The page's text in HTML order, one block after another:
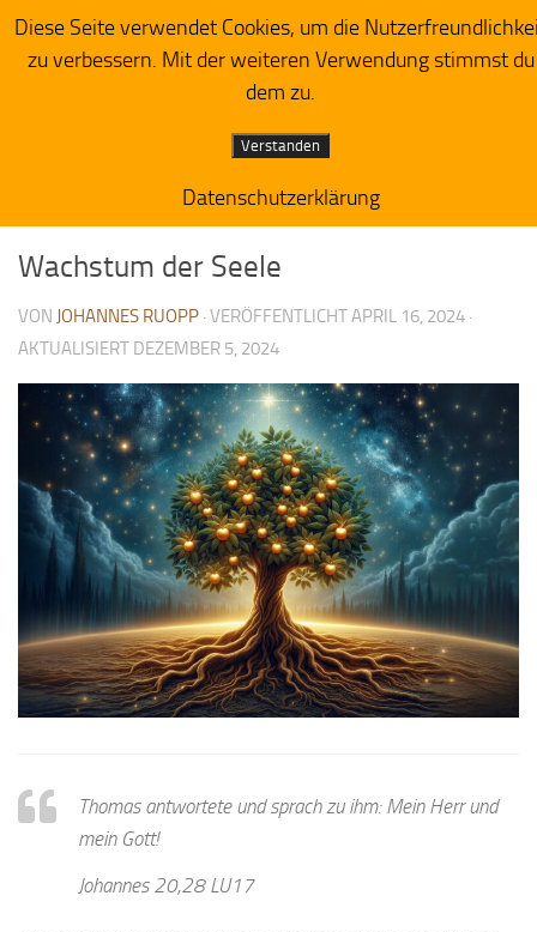
Zum Inhalt springen
Herzensacker
PREDIGTIMPRESSIONEN
Wachstum der Seele
VON JOHANNES RUOPP · VERÖFFENTLICHTAPRIL 16, 2024 ·
AKTUALISIERT DEZEMBER 5, 2024
Thomas antwortete und sprach zu ihm: Mein Herr und
mein Gott!
Johannes 20,28 LU17
Diese Seite verwendet Cookies, um die
zu verbessern. Mit der weiteren Verwendung stimmst du
dem zu.
Verstanden
Datenschutzerklärung